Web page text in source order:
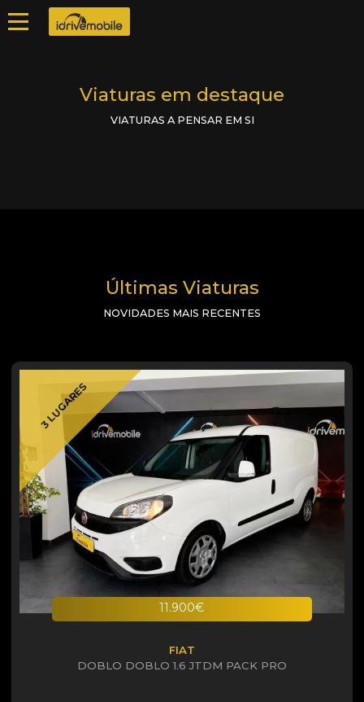
Viaturas em destaque
VIATURAS A PENSAR EM SI
Últimas Viaturas
NOVIDADES MAIS RECENTES
3 LUGARES
11.900€
FIAT
DOBLO DOBLO 1.6 JTDM PACK PRO